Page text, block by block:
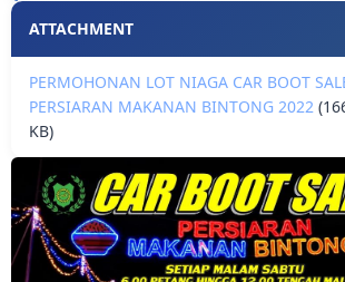
Lampiran
ATTACHMENT
PERMOHONAN LOT NIAGA CAR BOOT
PERSIARAN MAKANAN BINTONG 2022
KB)